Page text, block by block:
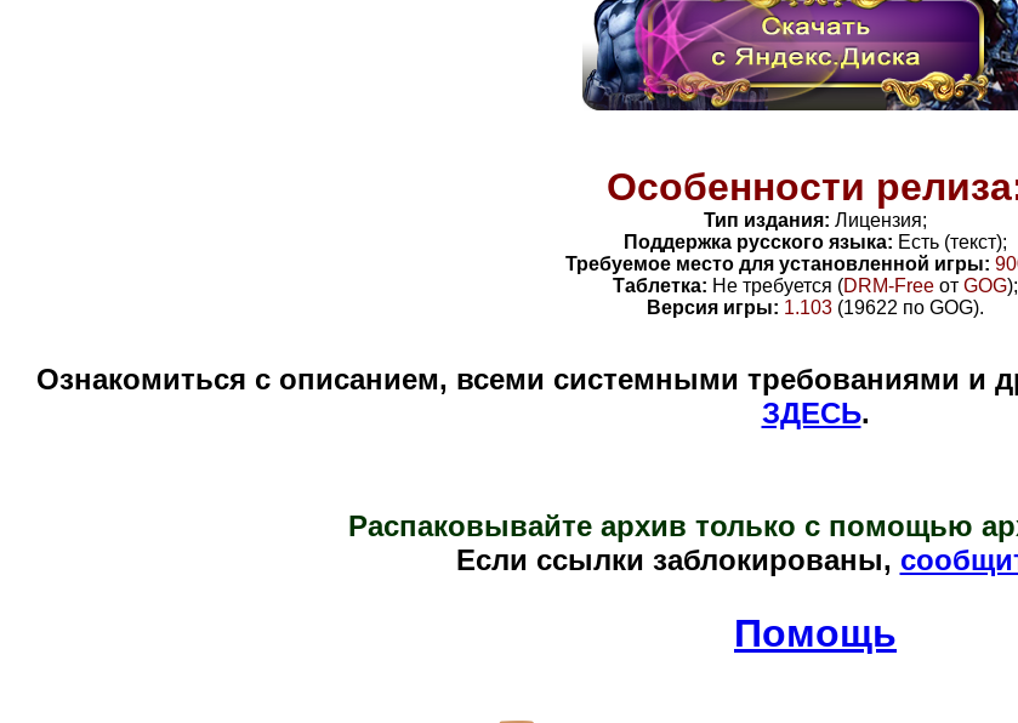
Особенности
Тип издания: Лицензия;
Поддержка русского языка: Есть (текст);
Требуемое место для установленной игры:
Таблетка: Не требуется (DRM-Free от GOG);
Версия игры: 1.103 (19622 по GOG).
Ознакомиться с описанием, всеми системными требованиями и
ЗДЕСЬ.
Распаковывайте архив только с помощью
Если ссылки заблокированы,
Помощь